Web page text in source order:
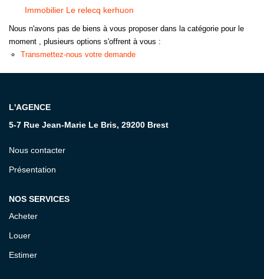
CONTACT
Immobilier Le relecq kerhuon
Nous n'avons pas de biens à vous proposer dans la catégorie pour le
moment , plusieurs options s'offrent à vous :
Transmettez-nous votre demande
L'AGENCE
5-7 Rue Jean-Marie Le Bris, 29200 Brest
Nous contacter
Présentation
NOS SERVICES
Acheter
Louer
Estimer